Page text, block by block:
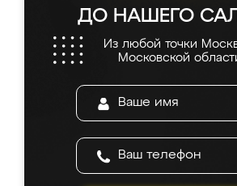
ДО НАШЕГО
Из любой точки
Московской